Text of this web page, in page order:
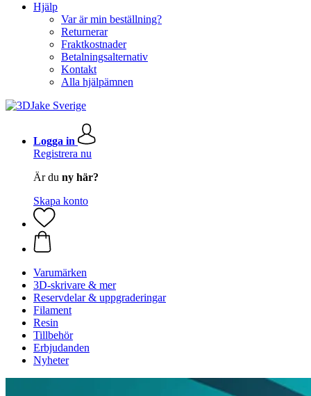
Hjälp
Var är min beställning?
Returnerar
Fraktkostnader
Betalningsalternativ
Kontakt
Alla hjälpämnen
Logga in
Registrera nu
Är du ny här?
Skapa konto
Varumärken
3D-skrivare & mer
Reservdelar & uppgraderingar
Filament
Resin
Tillbehör
Erbjudanden
Nyheter